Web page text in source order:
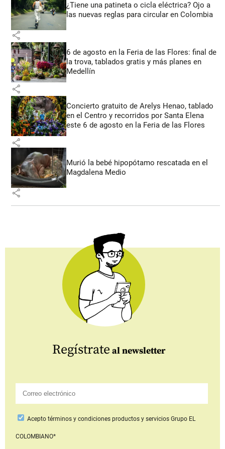
¿Tiene una patineta o cicla eléctrica? Ojo a
las nuevas reglas para circular en Colombia
share
6 de agosto en la Feria de las Flores: final de
la trova, tablados gratis y más planes en
Medellín
share
Concierto gratuito de Arelys Henao, tablado
en el Centro y recorridos por Santa Elena
este 6 de agosto en la Feria de las Flores
share
Murió la bebé hipopótamo rescatada en el
Magdalena Medio
share
Regístrate al newsletter
Aceptotérminos y condiciones productos y serviciosGrupo EL
COLOMBIANO*